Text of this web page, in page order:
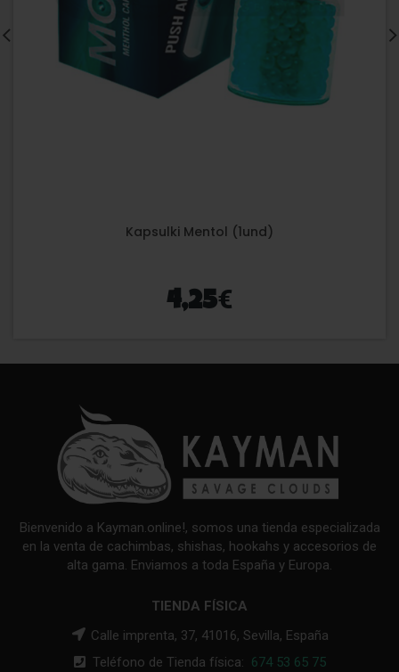
Kapsulki Mentol (1und)
4,25€
Bienvenido a Kayman.online!, somos una tienda especializada
en la venta de cachimbas, shishas, hookahs y accesorios de
alta gama. Enviamos a toda España y Europa.
TIENDA FÍSICA
Calle imprenta, 37, 41016, Sevilla, España
Teléfono de Tienda física: 674 53 65 75